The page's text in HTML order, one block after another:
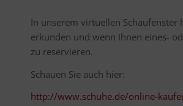
In unserem virtuellen Schaufenster
erkunden und wenn Ihnen eines-
zu reservieren.
Schauen Sie auch hier:
http://www.schuhe.de/online-